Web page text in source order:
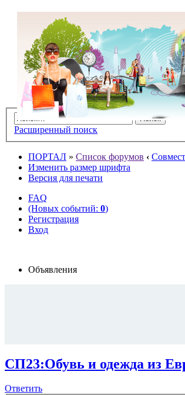
Расширенный поиск
ПОРТАЛ » Список форумов ‹
Изменить размер шрифта
Версия для печати
FAQ
(Новых событий: 0)
Регистрация
Вход
Объявления
СП23:Обувь и одежда из
Ответить